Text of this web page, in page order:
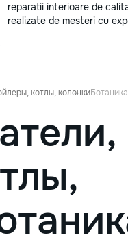
reparatii interioare de
realizate de mesteri cu
котлы, колонкиБотаника